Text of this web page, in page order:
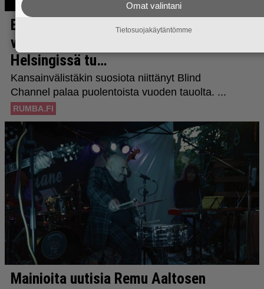
Omat valintani
Tietosuojakäytäntömme